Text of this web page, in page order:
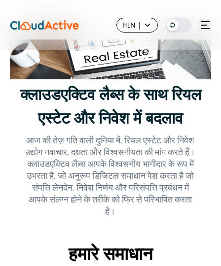
HIN |
क्लाउडएक्टिव लैब्स के साथ रियल
एस्टेट और निवेश में बदलाव
आज की तेज़ गति वाली दुनिया में, रियल एस्टेट और निवेश
उद्योग नवाचार, दक्षता और विश्वसनीयता की मांग करते हैं।
क्लाउडएक्टिव लैब्स आपके विश्वसनीय भागीदार के रूप में
उभरता है, जो अनुरूप डिजिटल समाधान पेश करता है जो
संपत्ति लेनदेन, निवेश निर्णय और परिसंपत्ति प्रबंधन में
आपके संलग्न होने के तरीके को फिर से परिभाषित करता
है।
हमारे समाधान